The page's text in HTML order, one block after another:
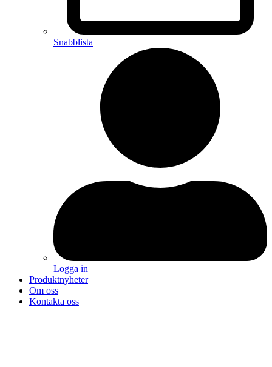
Snabblista
Logga in
Produktnyheter
Om oss
Kontakta oss